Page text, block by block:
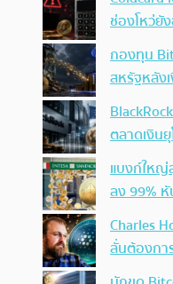
ช่องโหว่ยั
กองทุน
สหรัฐหลัง
ตลาดเงิน
แบงก์ใหญ่
ลง 99%
Charles
ลั่นต้องกา